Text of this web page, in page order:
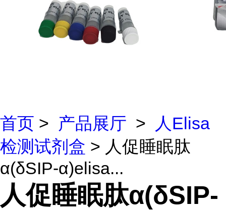
首页 > 产品展厅 >
人Elisa
检测试剂盒 > 人促睡眠肽
α(δSIP-α)elisa...
人促睡眠肽α(δSIP-